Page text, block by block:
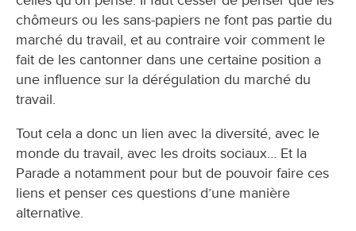
chômeurs ou les sans-papiers ne font pas partie du
marché du travail, et au contraire voir comment le
fait de les cantonner dans une certaine position a
une influence sur la dérégulation du marché du
travail.
Tout cela a donc un lien avec la diversité, avec le
monde du travail, avec les droits sociaux… Et la
Parade a notamment pour but de pouvoir faire ces
liens et penser ces questions d’une manière
alternative.